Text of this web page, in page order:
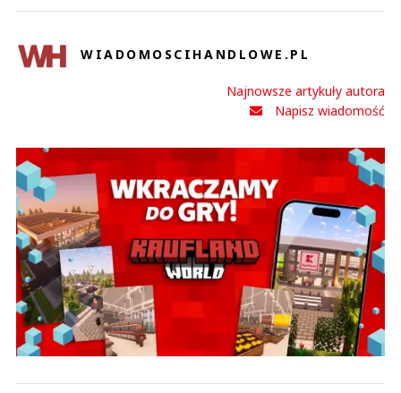
WIADOMOSCIHANDLOWE.PL
Najnowsze artykuły autora
Napisz wiadomość